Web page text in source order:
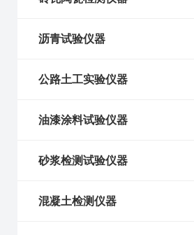
沥青试验仪器
公路土工实验仪器
油漆涂料试验仪器
砂浆检测试验仪器
混凝土检测仪器